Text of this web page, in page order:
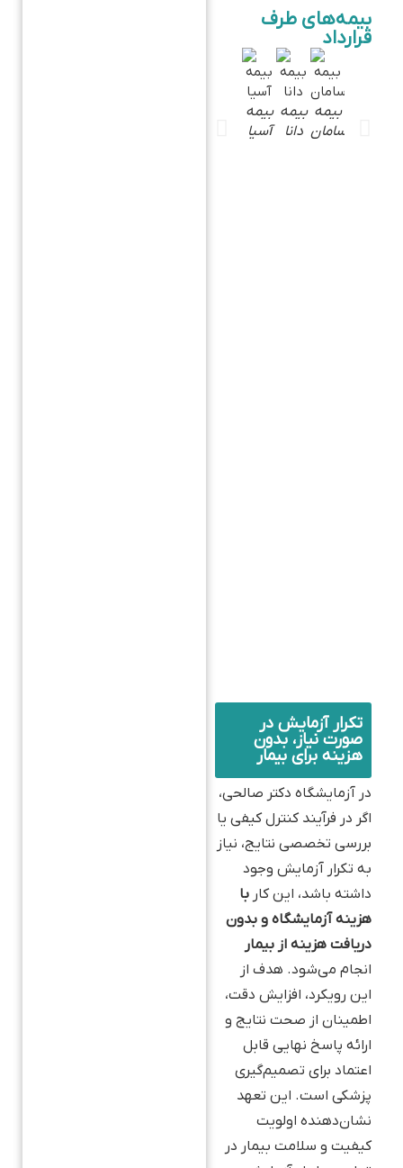
بیمه‌های طرف
قرارداد
بیمه
آسیا
بیمه
دانا
بیمه
سامان
تکرار آزمایش در
صورت نیاز، بدون
هزینه برای بیمار
در آزمایشگاه دکتر صالحی،
اگر در فرآیند کنترل کیفی یا
بررسی تخصصی نتایج، نیاز
به تکرار آزمایش وجود
داشته باشد، این کار با
هزینه آزمایشگاه و بدون
دریافت هزینه از بیمار
انجام می‌شود. هدف از
این رویکرد، افزایش دقت،
اطمینان از صحت نتایج و
ارائه پاسخ نهایی قابل
اعتماد برای تصمیم‌گیری
پزشکی است. این تعهد
نشان‌دهنده اولویت
کیفیت و سلامت بیمار در